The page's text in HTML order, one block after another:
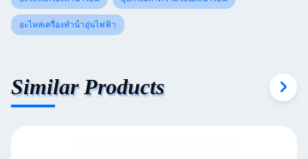
อะไหล่เครื่องทําน้ําอุ่นไฟฟ้า
Similar Products